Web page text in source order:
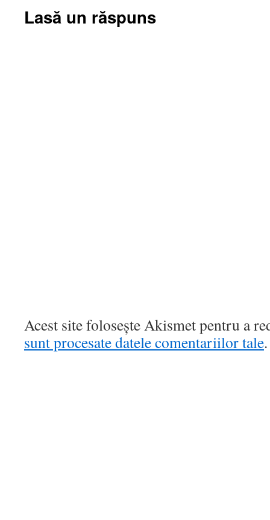
Lasă un răspuns
Acest site folosește Akismet pentru a
sunt procesate datele comentariilor tale.